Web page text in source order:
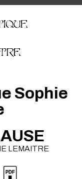
Sophie
LEMAITRE